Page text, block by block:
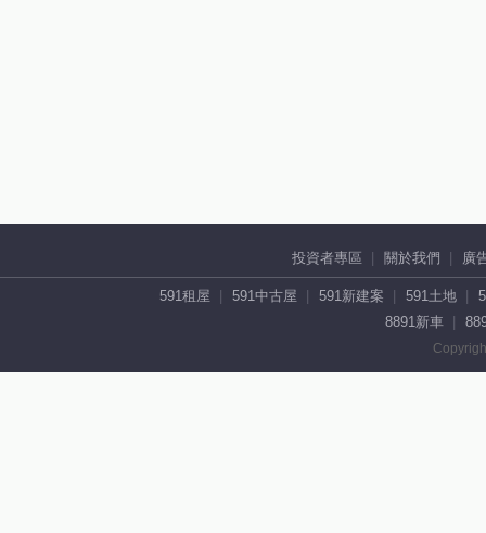
投資者專區 關於我們 廣
591租屋 591中古屋 591新建案 591土地
8891新車